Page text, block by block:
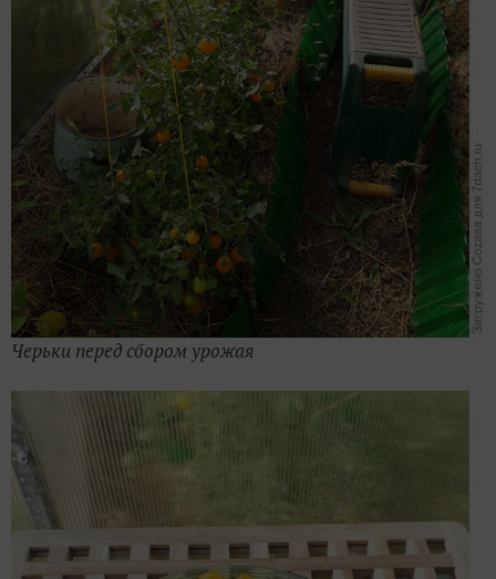
Черьки перед сбором урожая